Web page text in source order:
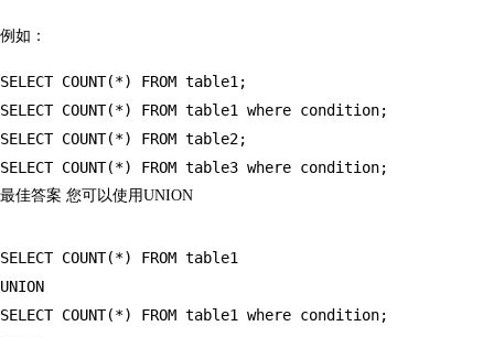
例如：
SELECT COUNT(*) FROM table1;
SELECT COUNT(*) FROM table1 where condition;
SELECT COUNT(*) FROM table2;
最佳答案 您可以使用UNION
SELECT COUNT(*) FROM table1
UNION
SELECT COUNT(*) FROM table1 where condition;